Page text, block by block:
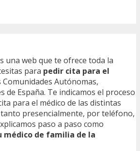
una web que te ofrece toda la
para pedir cita para el
Comunidades Autónomas,
de España. Te indicamos el proceso
para el médico de las distintas
presencialmente, por teléfono,
paso a paso como
de familia de la